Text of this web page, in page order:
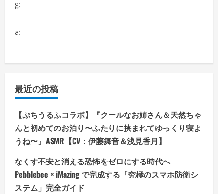
g:
a:
最近の投稿
【ぷちうるふコラボ】『クールなお姉さん＆天然ちゃ
んと初めてのお泊り〜ふたりに挟まれてゆっくり寝よ
うね〜』ASMR【CV：伊藤舞音＆浅見香月】
なくす不安と消える恐怖をゼロにする時代へ
Pebblebee × iMazing で完成する「究極のスマホ防衛シ
ステム」完全ガイド